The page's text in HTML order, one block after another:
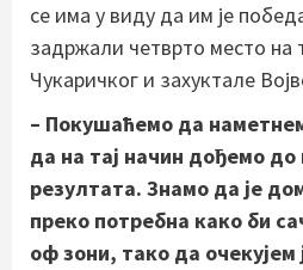
се има у виду да им је
задржали четврто место на
Чукаричког и захуктале
– Покушаћемо да
да на тај начин дођемо до
резултата. Знамо да је
преко потребна како би
оф зони, тако да очекујем